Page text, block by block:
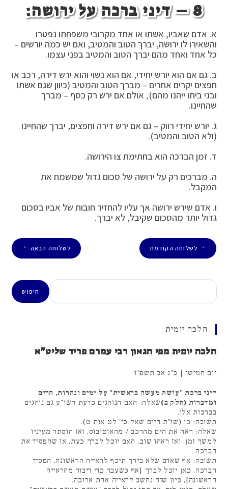
8 – דיני ברכה על ירושה:
א. אדם שאביו, אשתו או אחד מקרובי משפחתו נפטרו
והשאירו לו ירושה, יברך הטוב והמטיב, ואם יש כמה יורשים –
כל אחד ואחד מהם יברך הטוב והמטיב בפני עצמו.
ב. גם אם הוא יורש יחידי, אם הוא נשוי והוא ירש דירה, רכב או
חפצים יקרים אחרים – מברך הטוב והמטיב (כיוון שגם אשתו
ובני ביתו ייהנו מהם), אולם אם ירש רק כסף – מברך
שהחיינו.
ג. יורש יחידי רווק – גם אם ירש דירה וחפצים, יברך שהחיינו
(ולא הטוב והמטיב).
ד. זמן הברכה הוא בחתימת צו הירושה.
ה. מברכים רק על ירושה של סכום גדול שמשמח את
המקבל.
ו. אדם שירש ירושה אך עליו להחזיר חובות של אביו בסכום
גדול יותר מהסכום שקיבל, לא יברך.
← לשלוחה הקודמת לשלוחה הבאה →
חיפוש
חיפוש
הלכה יומית
הלכה יומית מפי הגאון רבי עמרם פריד שליט"א
יום חמישי | כ"ג אב תשפ"ו
דיני ברכת "עושה מעשה בראשית" על ימים ונהרות, הרים
ומדברות (חלק ב)שאלה: האם הנוהגים כדעת השו"ע גם נוהגים
בברכות אלו.
תשובה: כן (שו"ת חיים שאל סי' לט אות ט).
שאלה: ראה את הים מהרכב / מהאוטובוס, ואז הוסתר מעיניו
למשך זמן, ואז ראהו שוב. האם יוכל לברך כעת, או שהפסיד את
הברכה.
תשובה: אף שאדם שלא בירך תיכף לראייה הראשונה, הפסיד
הברכה, כאן יוכל לברך [אף כשעבר כדי דיבור מהראייה
הראשונה], כיון שזה נחשב לראייה אחת ארוכה.